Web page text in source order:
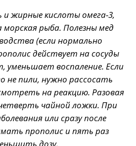
жирные кислоты омега-3,
рыба. Полезны мед
(если нормально
действует на сосуды
уменьшает воспаление. Если
не пили, нужно рассосать
на реакцию. Разовая
чайной ложки. При
или сразу после
прополис и пять раз
дозу.